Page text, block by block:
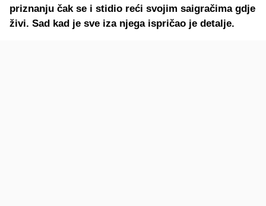
priznanju čak se i stidio reći svojim saigračima gdje
živi. Sad kad je sve iza njega ispričao je detalje.